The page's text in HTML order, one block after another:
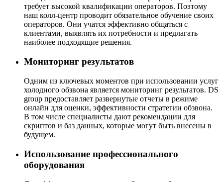
требует высокой квалификации операторов. Поэтому
наш колл-центр проводит обязательное обучение своих
операторов. Они учатся эффективно общаться с
клиентами, выявлять их потребности и предлагать
наиболее подходящие решения.
Мониторинг результатов
Одним из ключевых моментов при использовании услуг
холодного обзвона является мониторинг результатов. DS
group предоставляет развернутые отчеты в режиме
онлайн для оценки, эффективности стратегии обзвона.
В том числе специалисты дают рекомендации для
скриптов и баз данных, которые могут быть внесены в
будущем.
Использование профессионального
оборудования